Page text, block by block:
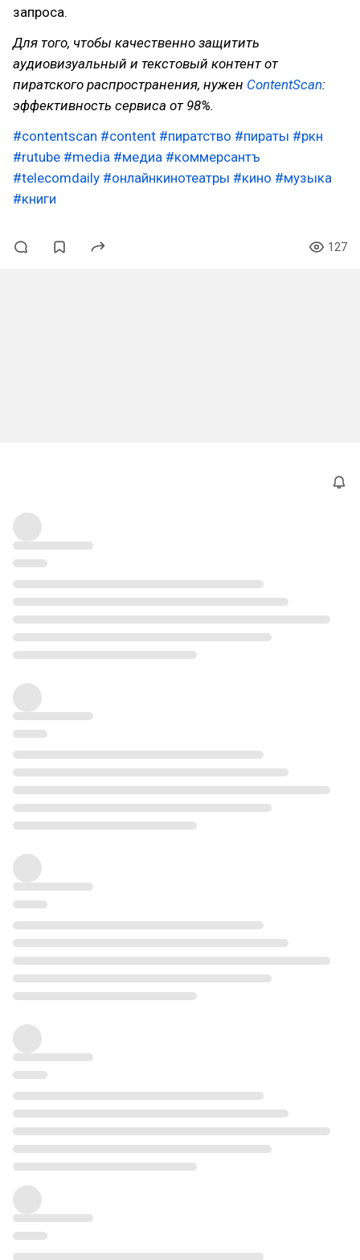
запроса.
Для того, чтобы качественно защитить
аудиовизуальный и текстовый контент от
пиратского распространения, нужен ContentScan:
эффективность сервиса от 98%.
#contentscan #content #пиратство #пираты #ркн
#rutube #media #медиа #коммерсантъ
#telecomdaily #онлайнкинотеатры #кино #музыка
#книги
127